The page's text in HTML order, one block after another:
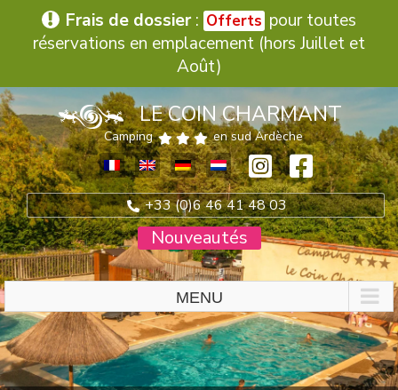
Frais de dossier: Offerts pour toutes
réservations en emplacement (hors Juillet et
Août)
Passer
au
contenu
LE COIN CHARMANT
Camping en sud Ardèche
+33 (0)6 46 41 48 03
Nouveautés